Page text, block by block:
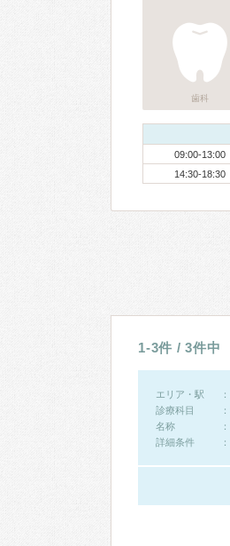
歯科
09:00-13:00
14:30-18:30
1-3件 / 3件中
エリア・駅
診療科目
名称
詳細条件